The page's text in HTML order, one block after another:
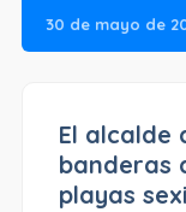
30 de mayo de
El alcalde
banderas
playas